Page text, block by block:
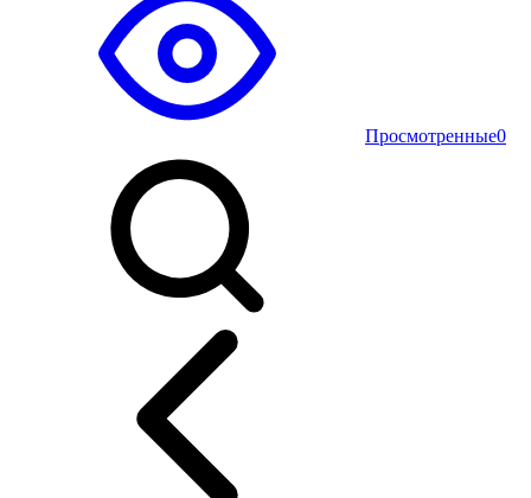
Просмотренные0